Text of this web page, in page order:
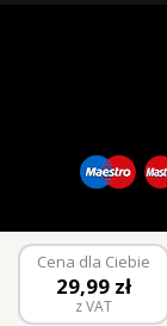
Cena dla Ciebie
29,99 zł
z VAT